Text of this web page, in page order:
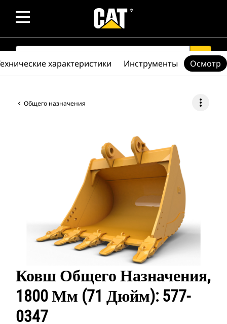
SEARCH search
Общего назначения more_vert
Ковш Общего Назначения,
1800 Мм (71 Дюйм): 577-
0347
характеристики Инструменты Осмотр